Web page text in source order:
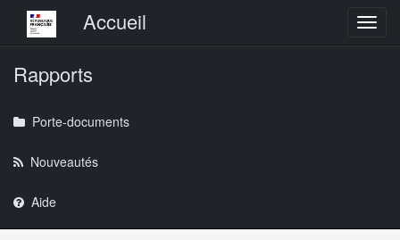
Menu principalAccueil
Rapports
Porte-documents
Nouveautés
Aide